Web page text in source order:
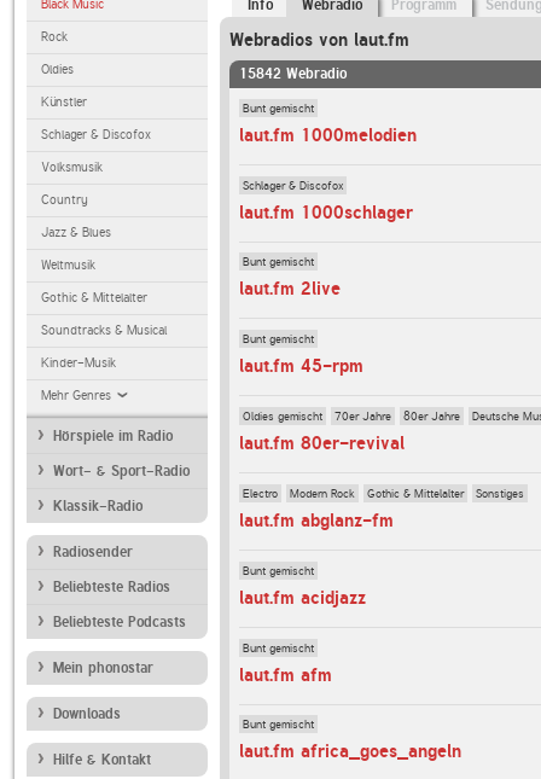
Black Music
Rock
Oldies
Künstler
Schlager & Discofox
Volksmusik
Country
Jazz & Blues
Weltmusik
Gothic & Mittelalter
Soundtracks & Musical
Kinder-Musik
Mehr Genres
Hörspiele im Radio
Wort- & Sport-Radio
Klassik-Radio
Radiosender
Beliebteste Radios
Beliebteste Podcasts
Mein phonostar
Downloads
Hilfe & Kontakt
Info Webradio Programm
Webradios von laut.fm
15842 Webradio
Bunt gemischt
laut.fm 1000melodien
Schlager & Discofox
laut.fm 1000schlager
Bunt gemischt
laut.fm 2live
Bunt gemischt
laut.fm 45-rpm
Oldies gemischt 70er Jahre 80er Jahre Deutsche
laut.fm 80er-revival
Electro Modern Rock Gothic & Mittelalter Sonstiges
laut.fm abglanz-fm
Bunt gemischt
laut.fm acidjazz
Bunt gemischt
laut.fm afm
Bunt gemischt
laut.fm africa_goes_angeln